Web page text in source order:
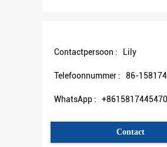
Contactpersoon : Lily
Telefoonnummer : 86-
WhatsApp : +8615817445470
Contact